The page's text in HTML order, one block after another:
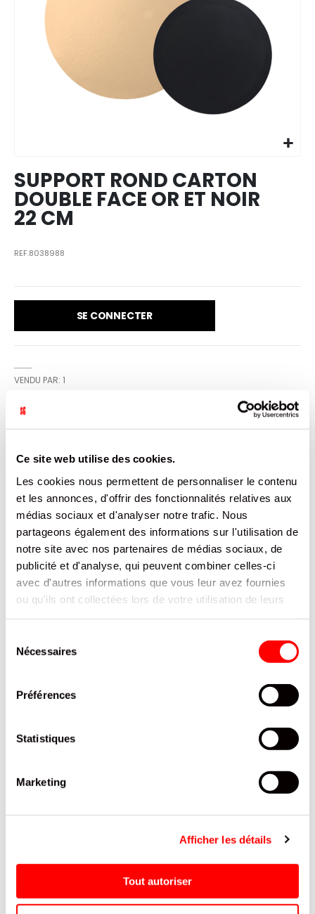
Ce site web utilise des cookies.
Les cookies nous permettent de personnaliser le contenu
et les annonces, d'offrir des fonctionnalités relatives aux
médias sociaux et d'analyser notre trafic. Nous
partageons également des informations sur l'utilisation de
notre site avec nos partenaires de médias sociaux, de
publicité et d'analyse, qui peuvent combiner celles-ci
avec d'autres informations que vous leur avez fournies
ou qu'ils ont collectées lors de votre utilisation de leurs
Nécessaires
Préférences
Statistiques
Marketing
Afficher les détails
Tout autoriser
images
gallery
SUPPORT ROND CARTON
DOUBLE FACE OR ET NOIR
22 CM
REF.8038988
SE CONNECTER
VENDU PAR: 1
Support rond en carton double face or/noir.
Ingraissable,lisse et brillant de haute qualité. Fonctionnel :
du dressage du gâteau jusqu'au plat du consommateur.
CARACTÉRISTIQUES
DOCUMENTATION
PRODUITS QUI POURRAIENT VOUS
CUILLERES SOUPE PP
GOBELET DBLE PAROI